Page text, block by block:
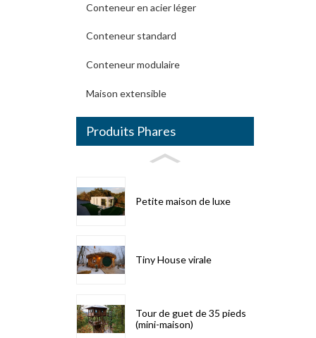
Conteneur en acier léger
Conteneur standard
Conteneur modulaire
Maison extensible
Produits Phares
Petite maison de luxe
Tiny House virale
Tour de guet de 35 pieds
(mini-maison)